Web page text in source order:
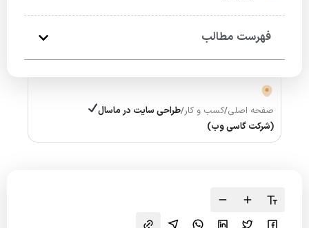
فهرست مطالب
صفحه اصلی/کسب و کار/طراحی سایت در ماسال
(شرکت گاسی وب)